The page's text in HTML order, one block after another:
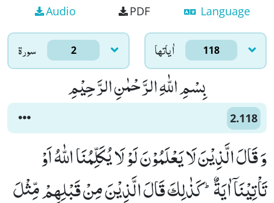
Audio PDF Language
سورۃ 2 اٰياتها 118
بِسْمِ اللّٰهِ الرَّحْمٰنِ الرَّحِیْمِ
2.118
وَ قَالَ الَّذِیْنَ لَا یَعْلَمُوْنَ لَوْ لَا یُكَلِّمُنَا اللّٰهُ اَوْ
تَاْتِیْنَاۤ اٰیَةٌؕ-كَذٰلِكَ قَالَ الَّذِیْنَ مِنْ قَبْلِهِمْ مِّثْلَ